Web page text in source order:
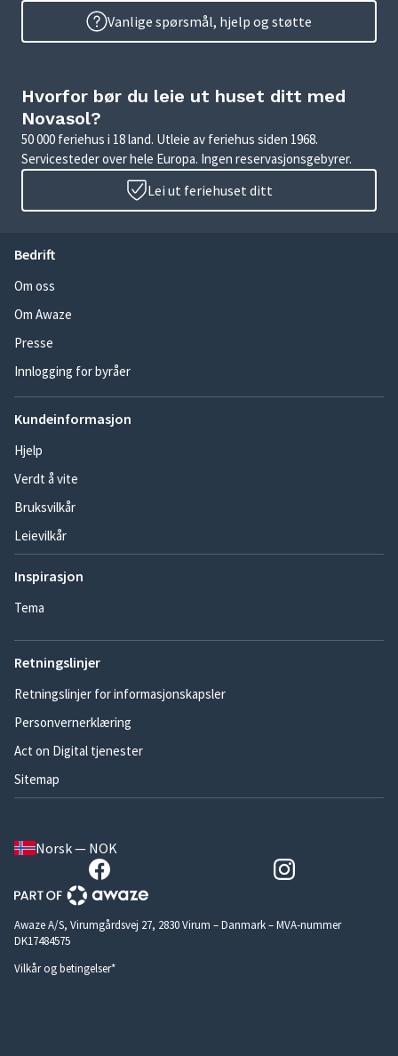
Vanlige spørsmål, hjelp og støtte
Hvorfor bør du leie ut huset ditt med
Novasol?
50 000 feriehus i 18 land. Utleie av feriehus siden 1968.
Servicesteder over hele Europa. Ingen reservasjonsgebyrer.
Lei ut feriehuset ditt
Bedrift
Om oss
Om Awaze
Presse
Innlogging for byråer
Kundeinformasjon
Hjelp
Verdt å vite
Bruksvilkår
Leievilkår
Inspirasjon
Tema
Retningslinjer
Retningslinjer for informasjonskapsler
Personvernerklæring
Act on Digital tjenester
Sitemap
Norsk — NOK
Awaze A/S, Virumgårdsvej 27, 2830 Virum – Danmark – MVA-nummer
DK17484575
Vilkår og betingelser*